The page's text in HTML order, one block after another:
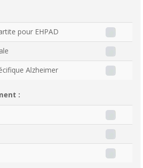
pour EHPAD
Alzheimer
: